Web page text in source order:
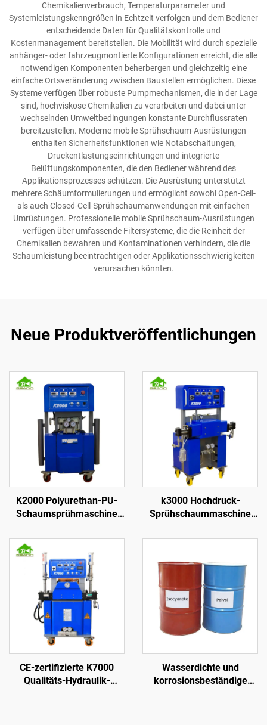
Chemikalienverbrauch, Temperaturparameter und
Systemleistungskenngrößen in Echtzeit verfolgen und dem Bediener
entscheidende Daten für Qualitätskontrolle und
Kostenmanagement bereitstellen. Die Mobilität wird durch spezielle
anhänger- oder fahrzeugmontierte Konfigurationen erreicht, die alle
notwendigen Komponenten beherbergen und gleichzeitig eine
einfache Ortsveränderung zwischen Baustellen ermöglichen. Diese
Systeme verfügen über robuste Pumpmechanismen, die in der Lage
sind, hochviskose Chemikalien zu verarbeiten und dabei unter
wechselnden Umweltbedingungen konstante Durchflussraten
bereitzustellen. Moderne mobile Sprühschaum-Ausrüstungen
enthalten Sicherheitsfunktionen wie Notabschaltungen,
Druckentlastungseinrichtungen und integrierte
Belüftungskomponenten, die den Bediener während des
Applikationsprozesses schützen. Die Ausrüstung unterstützt
mehrere Schäumformulierungen und ermöglicht sowohl Open-Cell-
als auch Closed-Cell-Sprühschaumanwendungen mit einfachen
Umrüstungen. Professionelle mobile Sprühschaum-Ausrüstungen
verfügen über umfassende Filtersysteme, die die Reinheit der
Chemikalien bewahren und Kontaminationen verhindern, die die
Schaumleistung beeinträchtigen oder Applikationsschwierigkeiten
verursachen könnten.
Neue Produktveröffentlichungen
K2000 Polyurethan-PU-
Schaumsprühmaschine
k3000 Hochdruck-
Sprühschaummaschine
Wanddämmung und
CE-zertifizierte K7000
Qualitäts-Hydraulik-
Wasserdichte und
korrosionsbeständige